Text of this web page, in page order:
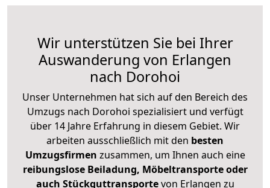
Wir unterstützen Sie bei Ihrer
Auswanderung von Erlangen
nach Dorohoi
Unser Unternehmen hat sich auf den Bereich des
Umzugs nach Dorohoi spezialisiert und verfügt
über 14 Jahre Erfahrung in diesem Gebiet. Wir
arbeiten ausschließlich mit den besten
Umzugsfirmen zusammen, um Ihnen auch eine
reibungslose Beiladung, Möbeltransporte oder
auch Stückguttransportevon Erlangen zu